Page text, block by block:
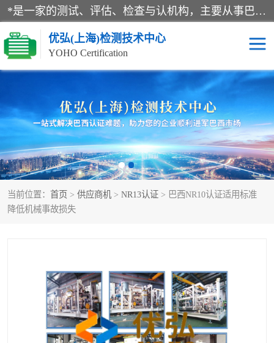
*是一家的测试、评估、检查与认机构，主要从事巴西NR10认证、NR12认证、NR13认证；ANATEL认证、INMTRO认证，欧盟CE认证：MD认证，PED认证，MID认证，ATEX认证，德国蓝色天使认证。
优弘(上海)检测技术中心
YOHO Certification
当前位置： 首页 > 供应商机 > NR13认证 > 巴西NR10认证适用标准
降低机械事故损失
RECYCLASS认证 NR10认证
NR12认证 NR13认证
ART认证 巴西NR认证
巴西认证 RETIE认证